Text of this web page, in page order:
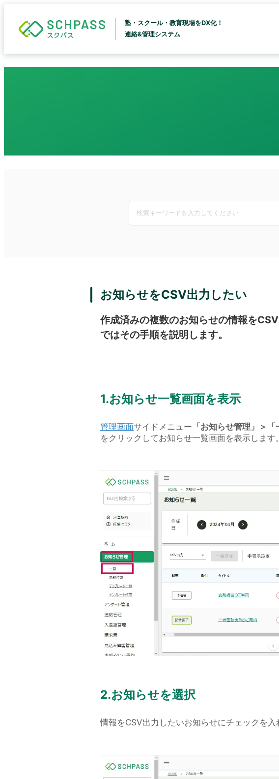
塾・スクール・教育現場をDX化！
連絡&管理システム
お知らせをCSV出力したい
作成済みの複数のお知らせの情報を
ではその手順を説明します。
1.お知らせ一覧画面を表示
管理画面サイドメニュー 「お知らせ管理」＞「
をクリックしてお知らせ一覧画面を表示します。
2.お知らせを選択
情報をCSV出力したいお知らせにチェックを入